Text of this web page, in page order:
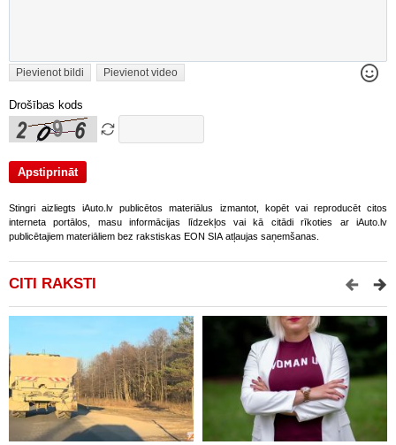
Pievienot bildi Pievienot video
Drošības kods
Stingri aizliegts iAuto.lv publicētos materiālus izmantot, kopēt vai reproducēt citos
interneta portālos, masu informācijas līdzekļos vai kā citādi rīkoties ar iAuto.lv
publicētajiem materiāliem bez rakstiskas EON SIA atļaujas saņemšanas.
CITI RAKSTI